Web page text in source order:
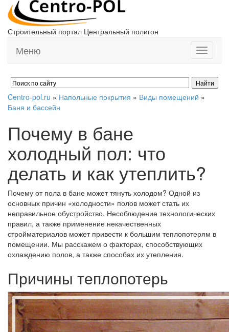
Строительный портал Центральный полигон
Toggle
Меню
Centro-pol.ru » Напольные покрытия » Виды помещений »
Баня и бассейн
Почему в бане
холодный пол: что
делать и как утеплить?
Почему от пола в бане может тянуть холодом? Одной из
основных причин «холодности» полов может стать их
неправильное обустройство. Несоблюдение технологических
правил, а также применение некачественных
стройматериалов может привести к большим теплопотерям в
помещении. Мы расскажем о факторах, способствующих
охлаждению полов, а также способах их утепления.
Причины теплопотерь